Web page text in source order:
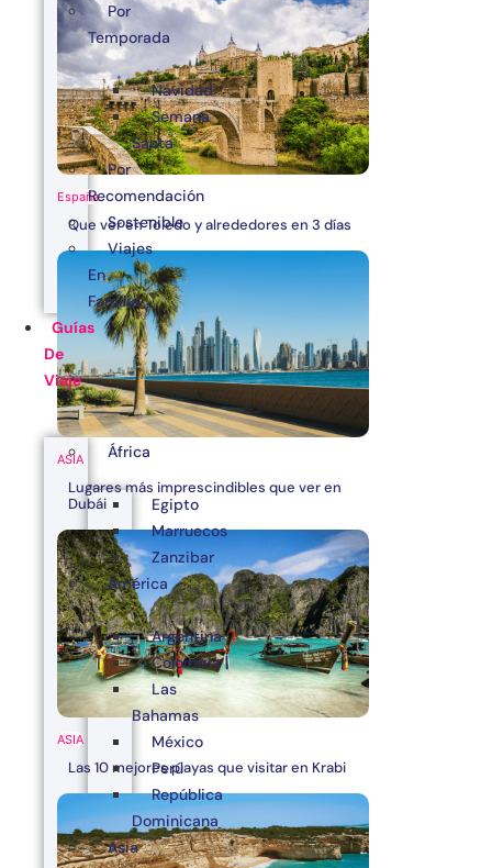
España
Que ver en Toledo y alrededores en 3 días
ASIA
Lugares más imprescindibles que ver en
Dubái
ASIA
Las 10 mejores playas que visitar en Krabi
Por
Temporada
Navidad
Semana
Santa
Por
Recomendación
Sostenible
Viajes
En
Familia
Guías
De
Viaje
África
Egipto
Marruecos
Zanzibar
América
Argentina
Colombia
Las
Bahamas
México
Perú
República
Dominicana
Asia